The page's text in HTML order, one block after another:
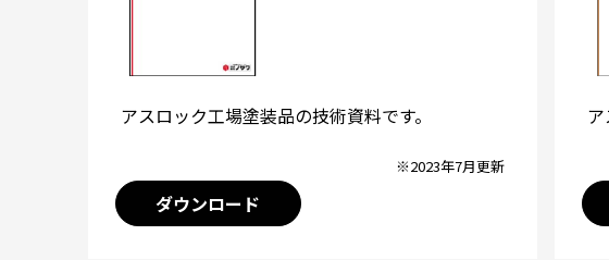
アスロック工場塗装品の技術資料です。
※2023年7月更新
ダウンロード